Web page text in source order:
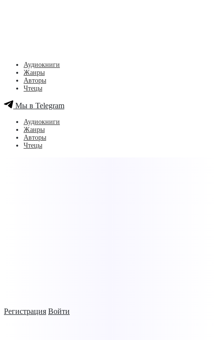
Регистрация Войти
Аудиокниги
Жанры
Авторы
Чтецы
Мы в Telegram
Аудиокниги
Жанры
Авторы
Чтецы